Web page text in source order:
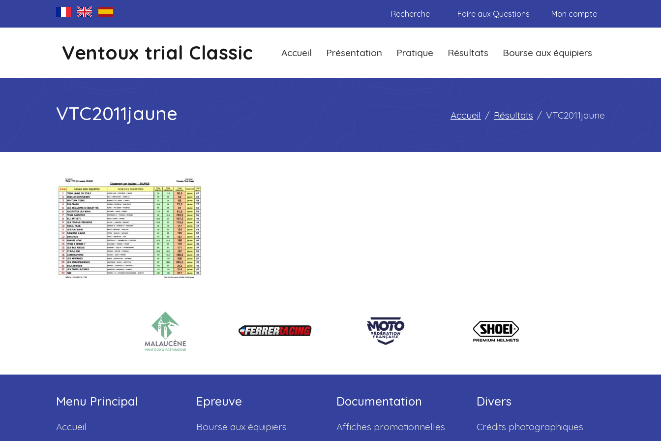
Recherche Foire aux Questions Mon compte
Ventoux trial Classic Accueil Présentation Pratique Résultats Bourse aux équipiers
VTC2011jaune Accueil Résultats VTC2011jaune
Menu Principal
Accueil
Epreuve
Bourse aux équipiers
Documentation
Affiches promotionnelles
Divers
Crédits photographiques